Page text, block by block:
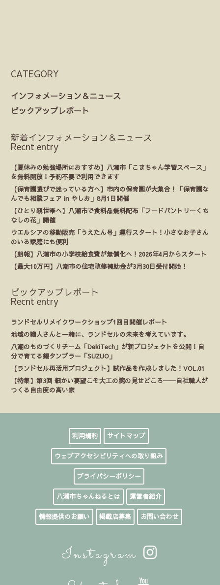
CATEGORY
インフォメーション＆ニュース
ピックアップレポート
新着インフォメーション＆ニュース
Recnt entry
【夏休みの勉強場所におすすめ】八潮市「こまちゃん学習スペース」
を無料開放！予約不要で利用できます
【保育園選びで迷っている方へ】市内の保育園が大集合！「保育園な
んでも相談フェア in やしお」8月1日開催
【ひとり親世帯へ】八潮市で食料品無料配布「フードパントリーくち
なしの花」開催
ウエルシアの移動販売「うえたん号」運行スタート！小さなお子さん
のいる家庭にも便利
【朗報】八潮市の小学校給食費が無償化へ！2026年4月からスタート
【最大10万円】八潮市の住宅改修補助金が3月30日受付開始！
ピックアップレポート
Recnt entry
ランドセルリメイクワークショップ1回目開催レポート
地域の職人さんと一緒に、ランドセルの未来を考えています。
八潮のものづくりチーム「DekiTech」が新プロジェクトを公開！自
分で育てる錫タンブラー「SUZUO」
【ランドセル再活用プロジェクト】試作品を作成しました！VOL.01
【特集】第3回 細かい要望こそ大工の腕の見せどころ──自社職人が
つくる自由度の高い家
利用規約 サイトマップ
ウェブアクセシビリティへの取り組み
プライバシーポリシー
八潮市ちゃんねるとは 運営者紹介
情報提供のお願い 掲載店募集 お問い合わせ
Instagram